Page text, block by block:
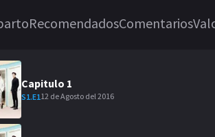
RecomendadosComentarios
Capitulo 1
S1.E112 de Agosto del 2016